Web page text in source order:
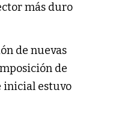
más duro
de nuevas
de
inicial estuvo